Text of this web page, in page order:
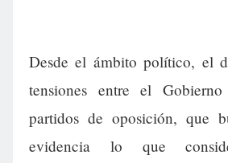
Desde el ámbito político, el
tensiones entre el
partidos de oposición, que
evidencia lo que